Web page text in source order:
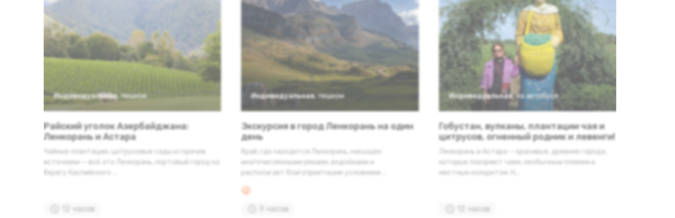
Индивидуальная, пешком
Райский уголок Азербайджана:
Ленкорань и Астара
Чайные плантации, цитрусовые сады и горячие
источники — всё это Ленкорань, портовый город на
берегу Каспийского ...
12 часов
Индивидуальная, пешком
Экскурсия в город Ленкорань на один
день
Край, где находится Ленкорань, насыщен
многочисленными реками, водоёмами и
располагает благоприятными условиями ...
9 часов
Индивидуальная, на автобусе
Гобустан, вулканы, плантации чая и
цитрусов, огненный родник и левенги!
Ленкорань и Астара — красивые, древние города,
которые покоряют чаем, необычным пляжем и
местным колоритом. Н...
12 часов